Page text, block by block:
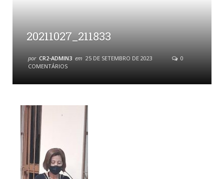
20211027_211833
por CR2-ADMIN3 em 25 DE SETEMBRO DE 2023
0
COMENTÁRIOS